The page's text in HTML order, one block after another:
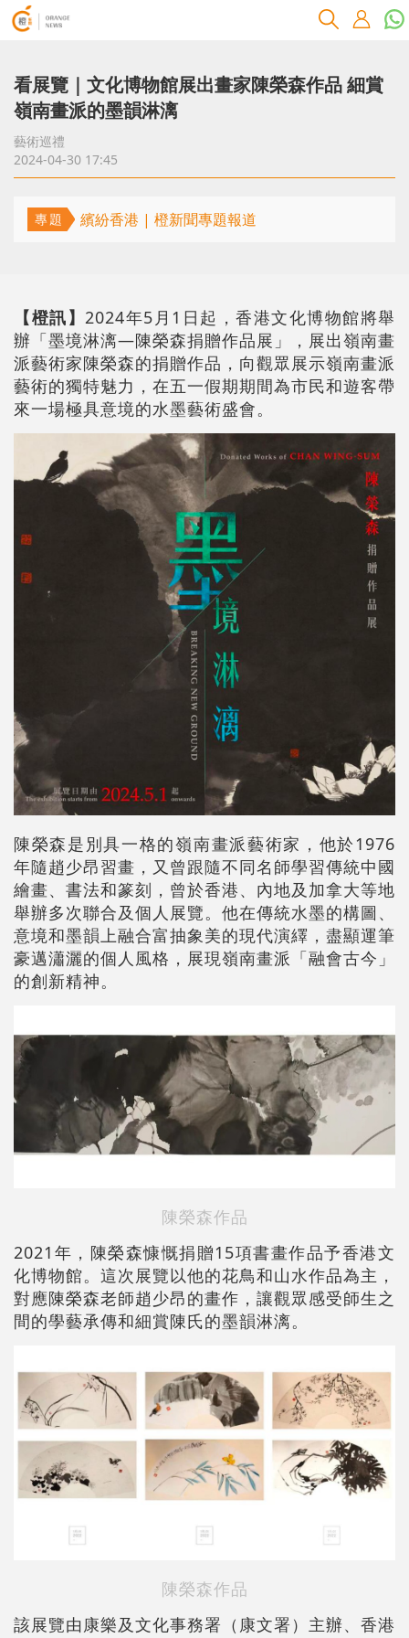
看展覽｜文化博物館展出畫家陳榮森作品 細賞
嶺南畫派的墨韻淋漓
藝術巡禮
2024-04-30 17:45
專題 繽紛香港 | 橙新聞專題報道
【橙訊】 2024年5月1日起，香港文化博物館將舉
辦「墨境淋漓—陳榮森捐贈作品展」，展出嶺南畫
派藝術家陳榮森的捐贈作品，向觀眾展示嶺南畫派
藝術的獨特魅力，在五一假期期間為市民和遊客帶
來一場極具意境的水墨藝術盛會。
陳榮森是別具一格的嶺南畫派藝術家，他於1976
年隨趙少昂習畫，又曾跟隨不同名師學習傳統中國
繪畫、書法和篆刻，曾於香港、內地及加拿大等地
舉辦多次聯合及個人展覽。他在傳統水墨的構圖、
意境和墨韻上融合富抽象美的現代演繹，盡顯運筆
豪邁瀟灑的個人風格，展現嶺南畫派「融會古今」
的創新精神。
陳榮森作品
2021年，陳榮森慷慨捐贈15項書畫作品予香港文
化博物館。這次展覽以他的花鳥和山水作品為主，
對應陳榮森老師趙少昂的畫作，讓觀眾感受師生之
間的學藝承傳和細賞陳氏的墨韻淋漓。
陳榮森作品
該展覽由康樂及文化事務署（康文署）主辦、香港